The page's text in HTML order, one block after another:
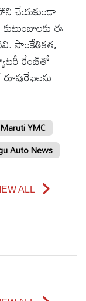
చేయకుండా
ఈ
సాంకేతికత,
రేంజ్‌తో
Maruti YMC
Auto News
ALL